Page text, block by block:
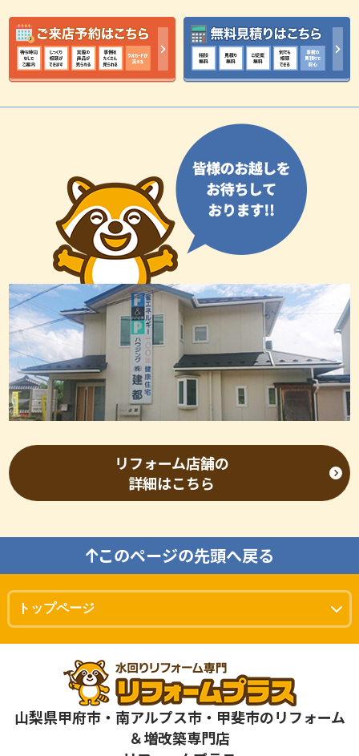
リフォーム店舗の
詳細はこちら
このページの先頭へ戻る
山梨県甲府市・南アルプス市・甲斐市のリフォーム
＆増改築専門店